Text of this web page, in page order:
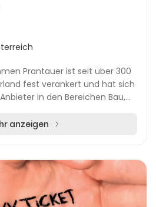
Prantauer ist seit über 300
fest verankert und hat sich
in den Bereichen Bau,
anzeigen